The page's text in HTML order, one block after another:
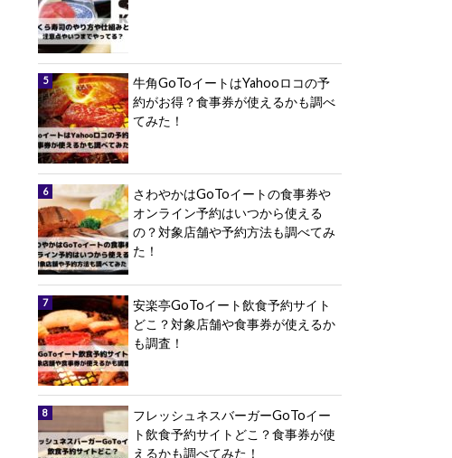
牛角GoToイートはYahooロコの予
約がお得？食事券が使えるかも調べ
てみた！
さわやかはGoToイートの食事券や
オンライン予約はいつから使える
の？対象店舗や予約方法も調べてみ
た！
安楽亭GoToイート飲食予約サイト
どこ？対象店舗や食事券が使えるか
も調査！
フレッシュネスバーガーGoToイー
ト飲食予約サイトどこ？食事券が使
えるかも調べてみた！